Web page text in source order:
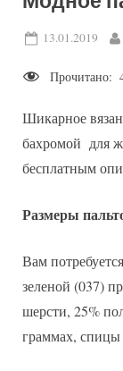
Posted
13.01.2019
Прочитано:
Шикарное
бахромой для
бесплатным
Размеры
Вам
зеленой (037)
шерсти, 25%
граммах,